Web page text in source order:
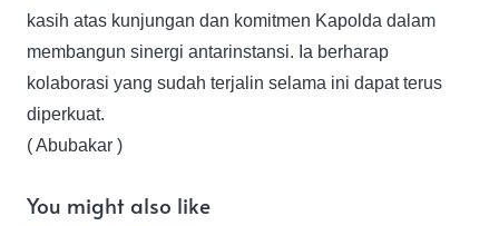
kasih atas kunjungan dan komitmen Kapolda dalam
membangun sinergi antarinstansi. Ia berharap
kolaborasi yang sudah terjalin selama ini dapat terus
diperkuat.
( Abubakar )
You might also like